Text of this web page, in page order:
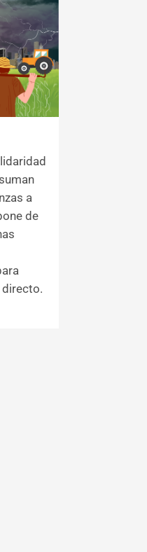
a
de
directo.